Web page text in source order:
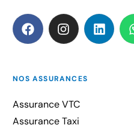
NOS ASSURANCES
Assurance VTC
Assurance Taxi